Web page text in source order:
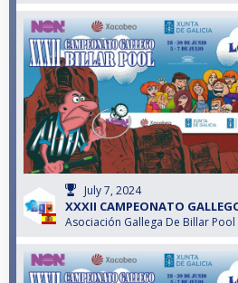
July 7, 2024
XXXII CAMPEONATO
Asociación Gallega De Billar Pool